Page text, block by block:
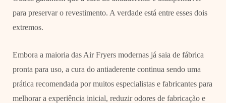
para preservar o revestimento. A verdade está entre esses dois
extremos.
Embora a maioria das Air Fryers modernas já saia de fábrica
pronta para uso, a cura do antiaderente continua sendo uma
prática recomendada por muitos especialistas e fabricantes para
melhorar a experiência inicial, reduzir odores de fabricação e